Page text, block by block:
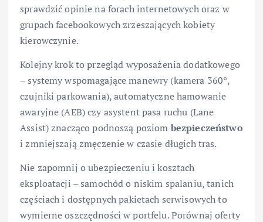
sprawdzić opinie na forach internetowych oraz w
grupach facebookowych zrzeszających kobiety
kierowczynie.
Kolejny krok to przegląd wyposażenia dodatkowego
– systemy wspomagające manewry (kamera 360°,
czujniki parkowania), automatyczne hamowanie
awaryjne (AEB) czy asystent pasa ruchu (Lane
Assist) znacząco podnoszą poziom bezpieczeństwo
i zmniejszają zmęczenie w czasie długich tras.
Nie zapomnij o ubezpieczeniu i kosztach
eksploatacji – samochód o niskim spalaniu, tanich
częściach i dostępnych pakietach serwisowych to
wymierne oszczędności w portfelu. Porównaj oferty